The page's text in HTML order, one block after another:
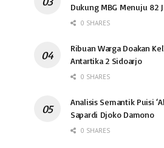
Dukung MBG Menuju 82
0 SHARES
Ribuan Warga Doakan
Antartika 2 Sidoarjo
0 SHARES
Analisis Semantik Puisi
Sapardi Djoko Damono
0 SHARES